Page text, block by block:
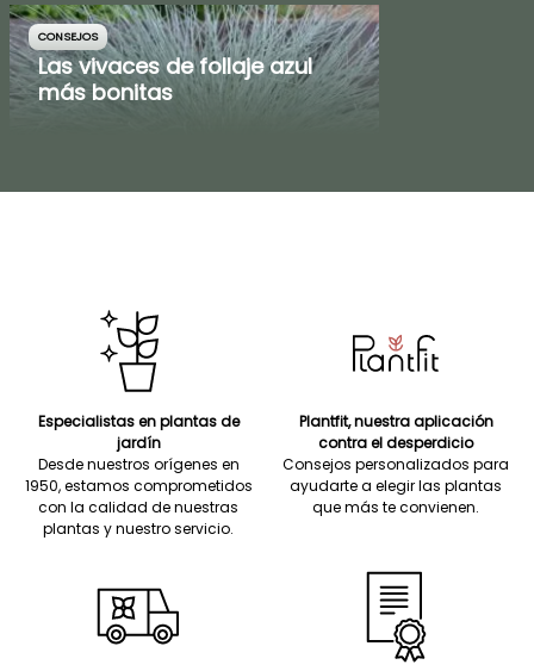
CONSEJOS
Las vivaces de follaje azul
más bonitas
Especialistas en plantas de
jardín
Desde nuestros orígenes en
1950, estamos comprometidos
con la calidad de nuestras
plantas y nuestro servicio.
Plantfit, nuestra aplicación
contra el desperdicio
Consejos personalizados para
ayudarte a elegir las plantas
que más te convienen.